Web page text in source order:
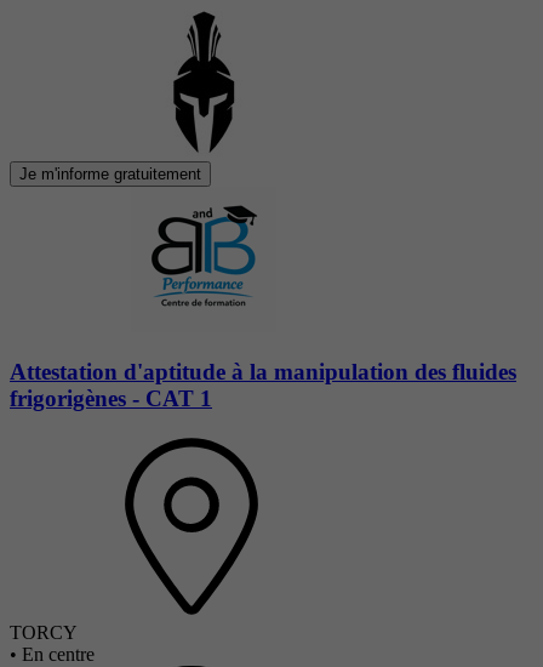
Je m'informe gratuitement
Attestation d'aptitude à la manipulation des fluides
frigorigènes - CAT 1
TORCY
• En centre